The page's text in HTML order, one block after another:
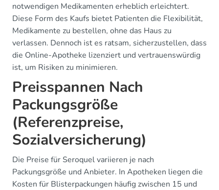
notwendigen Medikamenten erheblich erleichtert.
Diese Form des Kaufs bietet Patienten die Flexibilität,
Medikamente zu bestellen, ohne das Haus zu
verlassen. Dennoch ist es ratsam, sicherzustellen, dass
die Online-Apotheke lizenziert und vertrauenswürdig
ist, um Risiken zu minimieren.
Preisspannen Nach
Packungsgröße
(Referenzpreise,
Sozialversicherung)
Die Preise für Seroquel variieren je nach
Packungsgröße und Anbieter. In Apotheken liegen die
Kosten für Blisterpackungen häufig zwischen 15 und